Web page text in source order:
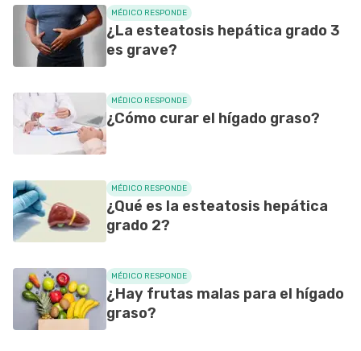
MÉDICO RESPONDE
¿La esteatosis hepática grado 3
es grave?
MÉDICO RESPONDE
¿Cómo curar el hígado graso?
MÉDICO RESPONDE
¿Qué es la esteatosis hepática
grado 2?
MÉDICO RESPONDE
¿Hay frutas malas para el hígado
graso?